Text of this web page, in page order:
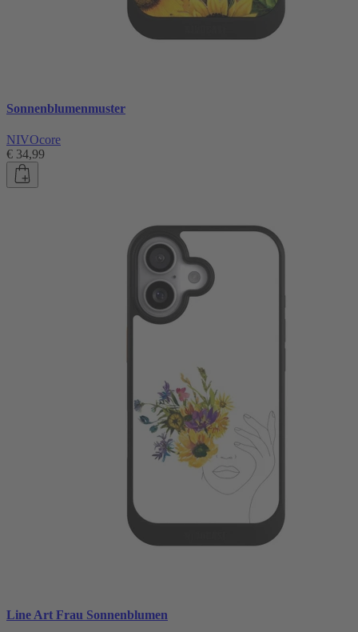
Sonnenblumenmuster
NIVOcore
€ 34,99
Line Art Frau Sonnenblumen